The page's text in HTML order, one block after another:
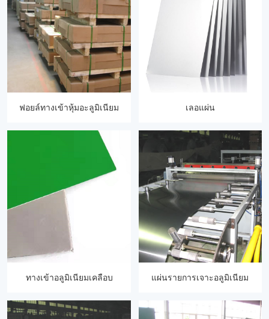
ฟอยล์ทางเข้าหุ้มอะลูมิเนียม เลอแผ่น
ทางเข้าอลูมิเนียมเคลือบ แผ่นรายการเจาะอลูมิเนียม